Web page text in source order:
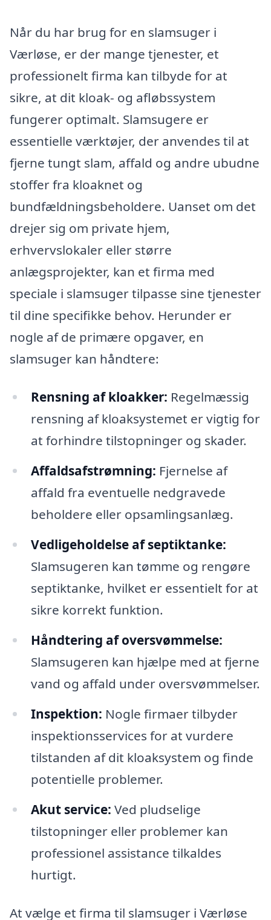
Når du har brug for en slamsuger i
Værløse, er der mange tjenester, et
professionelt firma kan tilbyde for at
sikre, at dit kloak- og afløbssystem
fungerer optimalt. Slamsugere er
essentielle værktøjer, der anvendes til at
fjerne tungt slam, affald og andre ubudne
stoffer fra kloaknet og
bundfældningsbeholdere. Uanset om det
drejer sig om private hjem,
erhvervslokaler eller større
anlægsprojekter, kan et firma med
speciale i slamsuger tilpasse sine tjenester
til dine specifikke behov. Herunder er
nogle af de primære opgaver, en
slamsuger kan håndtere:
Rensning af kloakker: Regelmæssig
rensning af kloaksystemet er vigtig for
at forhindre tilstopninger og skader.
Affaldsafstrømning: Fjernelse af
affald fra eventuelle nedgravede
beholdere eller opsamlingsanlæg.
Vedligeholdelse af septiktanke:
Slamsugeren kan tømme og rengøre
septiktanke, hvilket er essentielt for at
sikre korrekt funktion.
Håndtering af oversvømmelse:
Slamsugeren kan hjælpe med at fjerne
vand og affald under oversvømmelser.
Inspektion: Nogle firmaer tilbyder
inspektionsservices for at vurdere
tilstanden af dit kloaksystem og finde
potentielle problemer.
Akut service: Ved pludselige
tilstopninger eller problemer kan
professionel assistance tilkaldes
hurtigt.
At vælge et firma til slamsuger i Værløse